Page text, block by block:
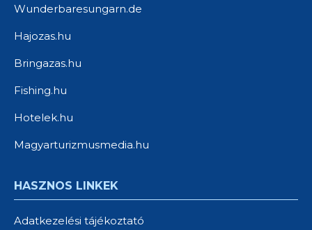
Wunderbaresungarn.de
Hajozas.hu
Bringazas.hu
Fishing.hu
Hotelek.hu
Magyarturizmusmedia.hu
HASZNOS LINKEK
Adatkezelési tájékoztató